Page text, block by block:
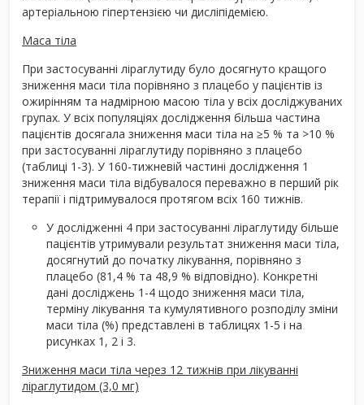
артеріальною гіпертензією чи дисліпідемією.
Маса тіла
При застосуванні ліраглутиду було досягнуто кращого
зниження маси тіла порівняно з плацебо у пацієнтів із
ожирінням та надмірною масою тіла у всіх досліджуваних
групах. У всіх популяціях дослідження більша частина
пацієнтів досягала зниження маси тіла на ≥5 % та >10 %
при застосуванні ліраглутиду порівняно з плацебо
(таблиці 1-3). У 160-тижневій частині дослідження 1
зниження маси тіла відбувалося переважно в перший рік
терапії і підтримувалося протягом всіх 160 тижнів.
У дослідженні 4 при застосуванні ліраглутиду більше
пацієнтів утримували результат зниження маси тіла,
досягнутий до початку лікування, порівняно з
плацебо (81,4 % та 48,9 % відповідно). Конкретні
дані досліджень 1-4 щодо зниження маси тіла,
терміну лікування та кумулятивного розподілу зміни
маси тіла (%) представлені в таблицях 1-5 і на
рисунках 1, 2 і 3.
Зниження маси тіла через 12 тижнів при лікуванні
ліраглутидом (3,0 мг)